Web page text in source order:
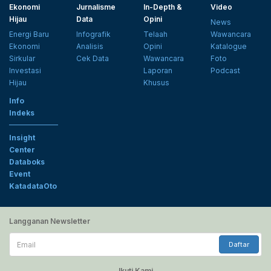
Ekonomi
Hijau
Energi Baru
Ekonomi
Sirkular
Investasi
Hijau
Jurnalisme
Data
Infografik
Analisis
Cek Data
In-Depth &
Opini
Telaah
Opini
Wawancara
Laporan
Khusus
Video
News
Wawancara
Katalogue
Foto
Podcast
Info
Indeks
Insight
Center
Databoks
Event
KatadataOto
Langganan Newsletter
Email
Daftar